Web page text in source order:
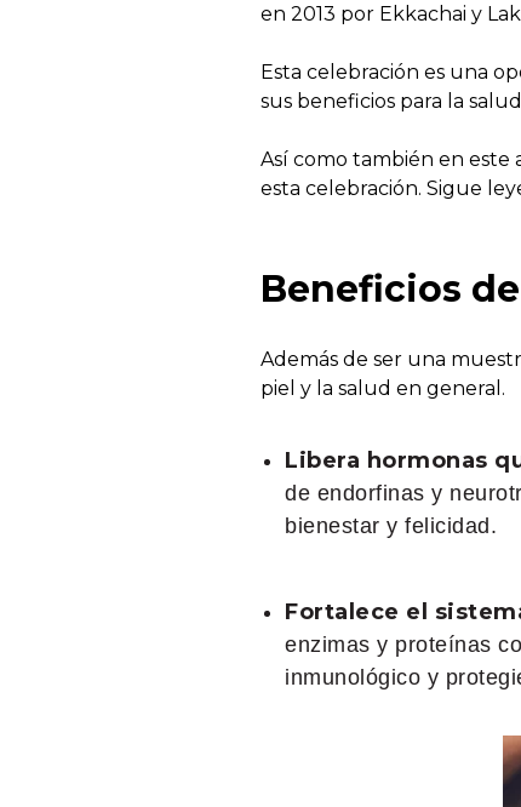
en 2013 por Ekkachai y
Esta celebración es una
sus beneficios para la
Así como también en
esta celebración. Sigue
Beneficios
Además de ser una
piel y la salud en general.
Libera hormonas
de endorfinas y
bienestar y felicidad.
Fortalece el
enzimas y proteínas
inmunológico y